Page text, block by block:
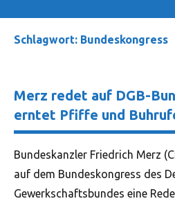
Schlagwort: Bundeskongress
Merz redet auf DGB-
erntet Pfiffe und
Bundeskanzler Friedrich Merz
auf dem Bundeskongress des
Gewerkschaftsbundes eine